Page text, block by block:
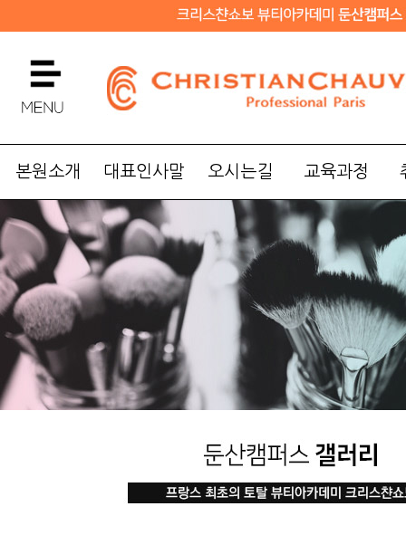
본원소개 대표인사말 오시는길 교육과정